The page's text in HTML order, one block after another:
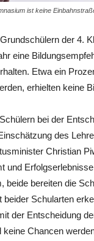
ist keine
der 4.
eine
Etwa ein
erhielten keine
bei der
des
Christian
und
bereiten die
beider Schularten
der Entscheidung
keine Chancen